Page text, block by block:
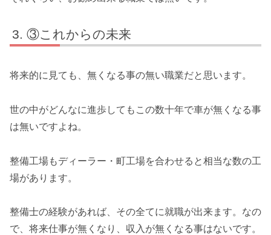
③これからの未来
将来的に見ても、無くなる事の無い職業だと思います。
世の中がどんなに進歩してもこの数十年で車が無くなる事
は無いですよね。
整備工場もディーラー・町工場を合わせると相当な数の工
場があります。
整備士の経験があれば、その全てに就職が出来ます。なの
で、将来仕事が無くなり、収入が無くなる事はないです。